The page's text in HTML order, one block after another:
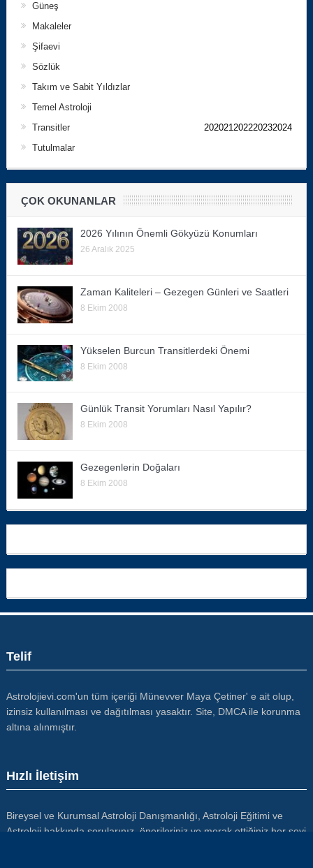
Güneş
Makaleler
Şifaevi
Sözlük
Takım ve Sabit Yıldızlar
Temel Astroloji
Transitler
202021202220232024
Tutulmalar
ÇOK OKUNANLAR
2026 Yılının Önemli Gökyüzü Konumları
26 Aralık 2025
Zaman Kaliteleri – Gezegen Günleri ve Saatleri
8 Ekim 2008
Yükselen Burcun Transitlerdeki Önemi
8 Ekim 2008
Günlük Transit Yorumları Nasıl Yapılır?
8 Ekim 2008
Gezegenlerin Doğaları
8 Ekim 2008
Telif
Astrolojievi.com'un tüm içeriği Münevver Maya Çetiner' e ait olup,
izinsiz kullanılması ve dağıtılması yasaktır. Site, DMCA ile korunma
altına alınmıştır.
Hızlı İletişim
Bireysel ve Kurumsal Astroloji Danışmanlığı, Astroloji Eğitimi ve
Astroloji hakkında sorularınız, önerileriniz ve merak ettiğiniz her şeyi